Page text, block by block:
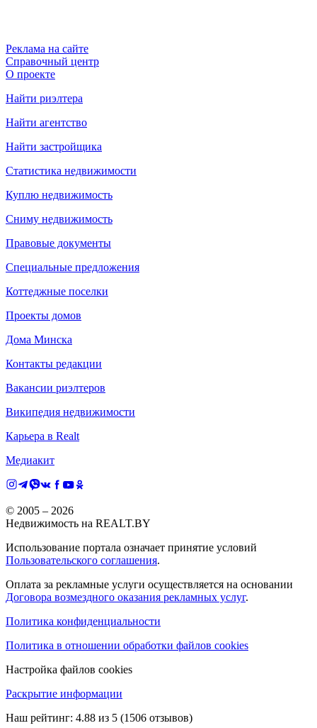
Реклама на сайте
Справочный центр
О проекте
Найти риэлтера
Найти агентство
Найти застройщика
Статистика недвижимости
Куплю недвижимость
Сниму недвижимость
Правовые документы
Специальные предложения
Коттеджные поселки
Проекты домов
Дома Минска
Контакты редакции
Вакансии риэлтеров
Википедия недвижимости
Карьера в Realt
Медиакит
© 2005 – 2026
Недвижимость на REALT.BY
Использование портала означает принятие условий
Пользовательского соглашения.
Оплата за рекламные услуги осуществляется на основании
Договора возмездного оказания рекламных услуг.
Политика конфиденциальности
Политика в отношении обработки файлов cookies
Настройка файлов cookies
Раскрытие информации
Наш рейтинг: 4.88 из 5 (1506 отзывов)